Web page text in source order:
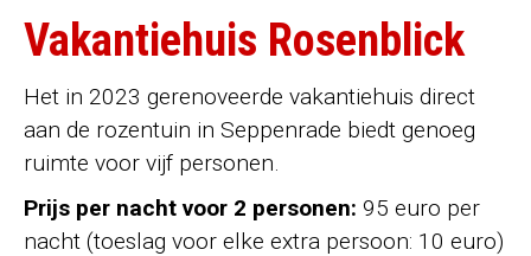
Vakantiehuis Rosenblick
Het in 2023 gerenoveerde vakantiehuis direct
aan de rozentuin in Seppenrade biedt genoeg
ruimte voor vijf personen.
Prijs per nacht voor 2 personen: 95 euro per
nacht (toeslag voor elke extra persoon: 10 euro)